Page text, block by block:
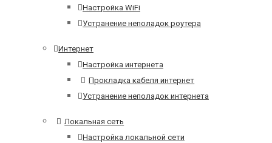
Настройка WiFi
Устранение неполадок роутера
Интернет
Настройка интернета
Прокладка кабеля интернет
Устранение неполадок интернета
Локальная сеть
Настройка локальной сети